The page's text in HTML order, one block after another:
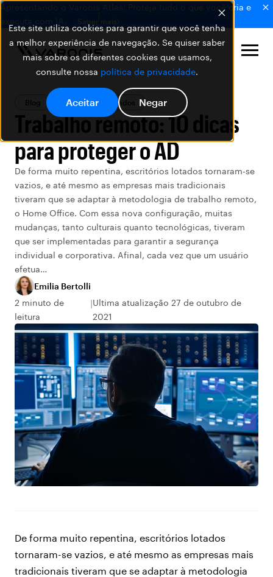
Este site utiliza cookies para garantir que você tenha
a melhor experiência de navegação. Se quiser saber
mais sobre os diferentes cookies que usamos,
consulte nossa política de privacidade.
Aceitar Negar
Apresentando o Varonis Atlas: Proteja tudo o que você cria e
executa com IA.
Saber mais
Blog Segurança de Dados
Trabalho remoto: 10 dicas
para proteger o AD
De forma muito repentina, escritórios lotados tornaram-se
vazios, e até mesmo as empresas mais tradicionais
tiveram que se adaptar à metodologia de trabalho remoto,
o Home Office. Com essa nova configuração, muitas
mudanças, tanto culturais quanto tecnológicas, tiveram
que ser implementadas para garantir a segurança
individual e corporativa. Afinal, cada vez que um usuário
efetua…
Emilia Bertolli
2 minuto de
leitura
Ultima atualização 27 de outubro de
2021
De forma muito repentina, escritórios lotados
tornaram-se vazios, e até mesmo as empresas mais
tradicionais tiveram que se adaptar à metodologia